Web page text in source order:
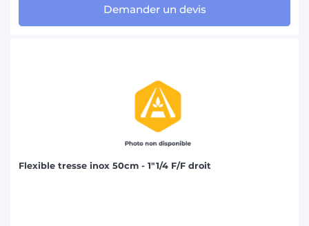
Demander un devis
Flexible tresse inox 50cm - 1"1/4 F/F droit